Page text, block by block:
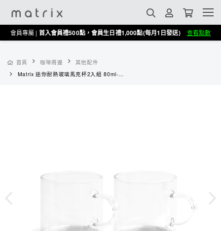
會員專屬 | 首入會員禮500點，會員生日禮1,000點(每月1日發送) 查看點數
首頁 咖啡周邊
其他配件
Matrix 迷你耐熱玻璃馬克杯2入組 80ml-透明